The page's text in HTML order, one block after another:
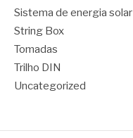
Sistema de energia solar
String Box
Tomadas
Trilho DIN
Uncategorized